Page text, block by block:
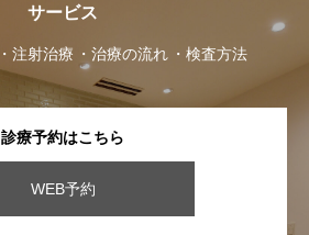
サービス
注射治療 治療の流れ 検査方法
診療予約はこちら
WEB予約